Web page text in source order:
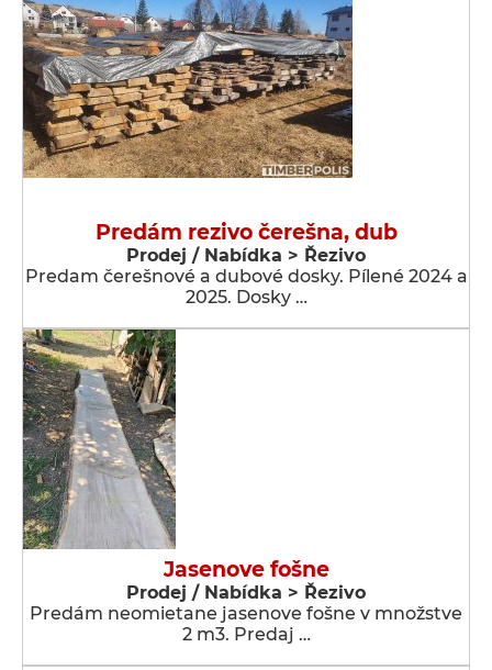
Predám rezivo čerešna, dub
Prodej / Nabídka > Řezivo
Predam čerešnové a dubové dosky. Pílené 2024 a
2025. Dosky …
Jasenove fošne
Prodej / Nabídka > Řezivo
Predám neomietane jasenove fošne v množstve
2 m3. Predaj …